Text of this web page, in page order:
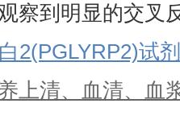
察到明显的交叉
2(PGLYRP2)试
上清、血清、血